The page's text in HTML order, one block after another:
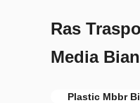
Ras
Media
Plastic Mbbr